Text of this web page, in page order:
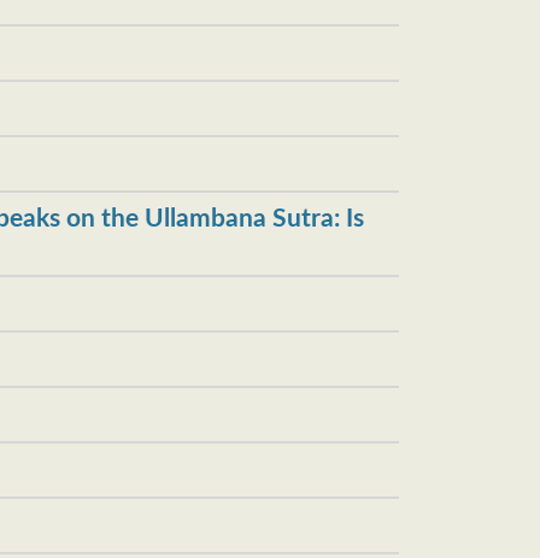
on the Ullambana Sutra: Is